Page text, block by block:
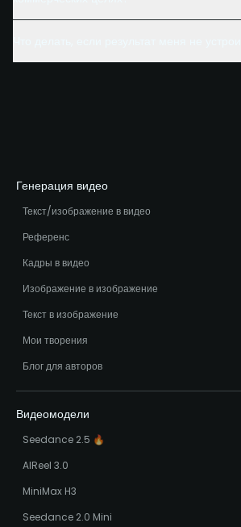
Генерация видео
Текст/изображение в видео
Референс
Кадры в видео
Изображение в изображение
Текст в изображение
Мои творения
Блог для авторов
Видеомодели
Seedance 2.5 🔥
AIReel 3.0
MiniMax H3
Seedance 2.0 Mini